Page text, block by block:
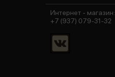
Интернет - магазин:
+7 (937) 079-31-32